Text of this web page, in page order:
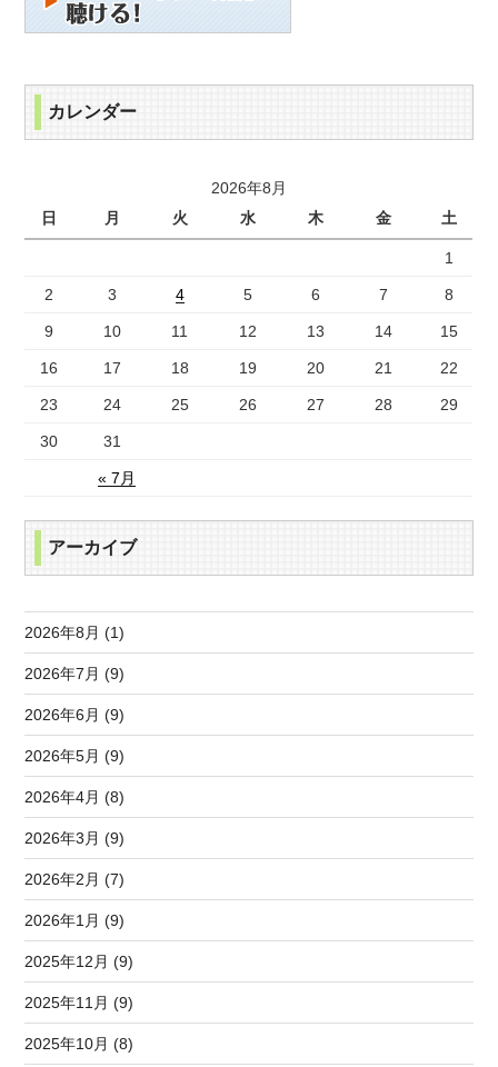
カレンダー
2026年8月
日
月 火 水 木 金 土
« 7月
1
2 3 4 5 6 7 8
9 10 11 12 13 14 15
16 17 18 19 20 21 22
23 24 25 26 27 28 29
30 31
アーカイブ
2026年8月 (1)
2026年7月 (9)
2026年6月 (9)
2026年5月 (9)
2026年4月 (8)
2026年3月 (9)
2026年2月 (7)
2026年1月 (9)
2025年12月 (9)
2025年11月 (9)
2025年10月 (8)